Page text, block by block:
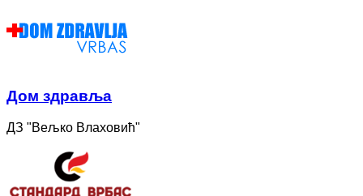
Дом здравља
ДЗ "Вељко Влаховић"